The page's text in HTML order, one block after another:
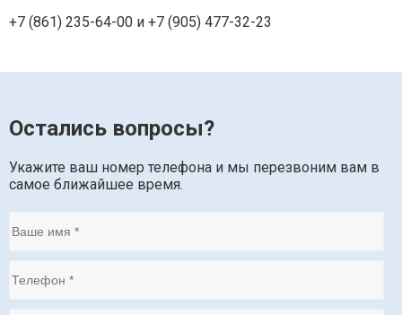
+7 (861) 235-64-00 и +7 (905) 477-32-23
Остались вопросы?
Укажите ваш номер телефона и мы перезвоним вам в
самое ближайшее время.